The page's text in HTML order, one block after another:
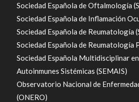
Sociedad Española de Oftalmología
Sociedad Española de Inflamación
Sociedad Española de Reumatología
Sociedad Española de Reumatología
Sociedad Española Multidisciplinar
Autoinmunes Sistémicas (SEMAIS)
Observatorio Nacional de
(ONERO)